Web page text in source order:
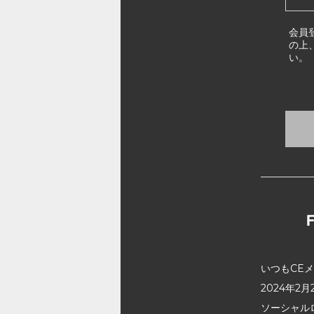
会員
の上
い。
いつもCE
2024年2月
ソーシャ